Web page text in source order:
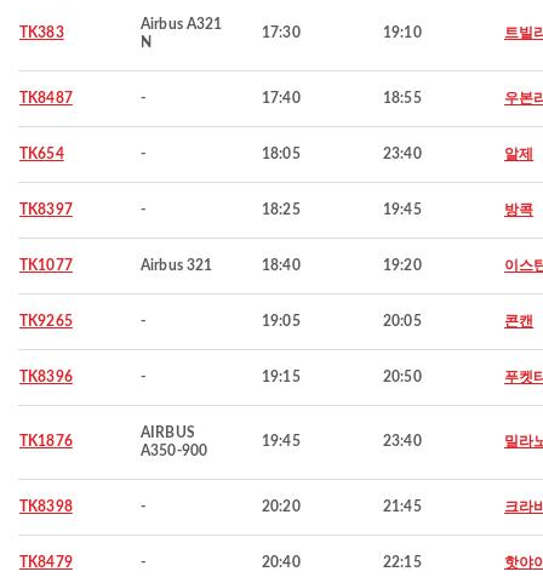
TK383
Airbus A321
N
17:30 19:10 트빌
TK8487 - 17:40 18:55 우본
TK654 - 18:05 23:40 알제
TK8397 - 18:25 19:45 방콕
TK1077 Airbus 321 18:40 19:20 이스
TK9265 - 19:05 20:05 콘캔
TK8396 - 19:15 20:50 푸켓
TK1876
AIRBUS
A350-900
19:45 23:40 밀라
TK8398 - 20:20 21:45 크라
TK8479 - 20:40 22:15 핫야